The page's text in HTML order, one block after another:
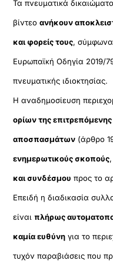
Τα πνευματικά
βίντεοανήκουν
και φορείς τους, σύμφωνα
Ευρωπαϊκή Οδηγία 2019/
πνευματικής ιδιοκτησίας.
Η αναδημοσίευση
ορίων της
αποσπασμάτων (άρθρο
ενημερωτικούς σκοπούς
και συνδέσμου προς το
Επειδή η διαδικασία
είναιπλήρως
καμία ευθύνη για το
τυχόν παραβιάσεις που